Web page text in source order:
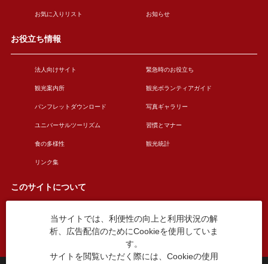
お気に入りリスト お知らせ
お役立ち情報
法人向けサイト 緊急時のお役立ち
観光案内所 観光ボランティアガイド
パンフレットダウンロード 写真ギャラリー
ユニバーサルツーリズム 習慣とマナー
食の多様性 観光統計
リンク集
このサイトについて
このサイトについて 広告掲載について
お問い合わせ
当サイトでは、利便性の向上と利用状況の解
析、広告配信のためにCookieを使用していま
す。
サイトを閲覧いただく際には、Cookieの使用